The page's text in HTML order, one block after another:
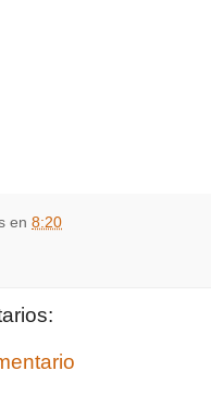
en 8:20